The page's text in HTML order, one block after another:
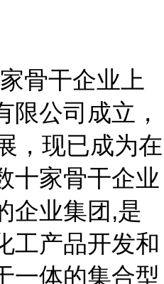
骨干企业上
限公司成立，
，现已成为在
十家骨干企业
企业集团,是
工产品开发和
一体的集合型